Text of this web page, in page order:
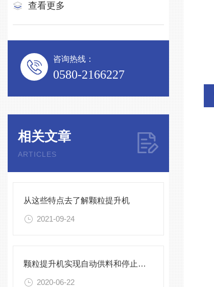
查看更多
咨询热线：
0580-2166227
相关文章
ARTICLES
从这些特点去了解颗粒提升机
2021-09-24
颗粒提升机实现自动供料和停止的自动化功能
2020-06-22